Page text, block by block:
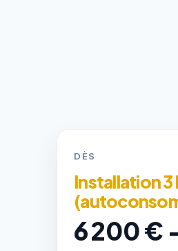
DÈS
Installation 3
6 200 €